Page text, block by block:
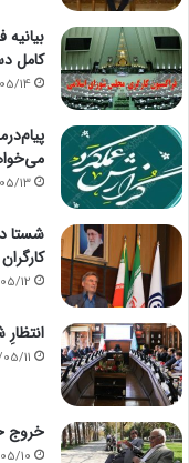
کامل
14
13
شستا
12
11
خروج
10